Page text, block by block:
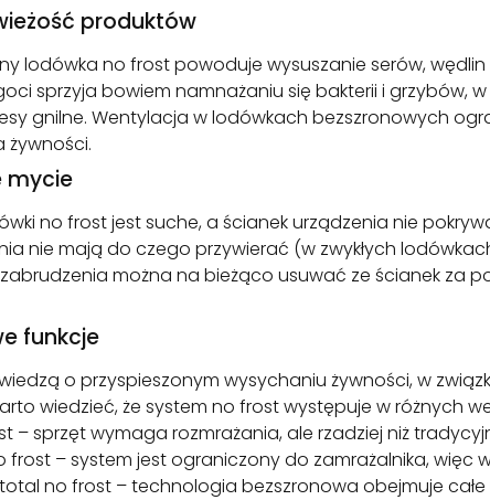
produktów
lodówka no frost powoduje wysuszanie serów,
sprzyja bowiem namnażaniu się bakterii i grzybów,
gnilne. Wentylacja w lodówkach bezszronowych
żywności.
mycie
no frost jest suche, a ścianek urządzenia nie
nie mają do czego przywierać (w zwykłych
można na bieżąco usuwać ze ścianek za
funkcje
o przyspieszonym wysychaniu żywności, w
wiedzieć, że system no frost występuje w różnych
– sprzęt wymaga rozmrażania, ale rzadziej niż
frost – system jest ograniczony do zamrażalnika, więc
no frost – technologia bezszronowa obejmuje całe